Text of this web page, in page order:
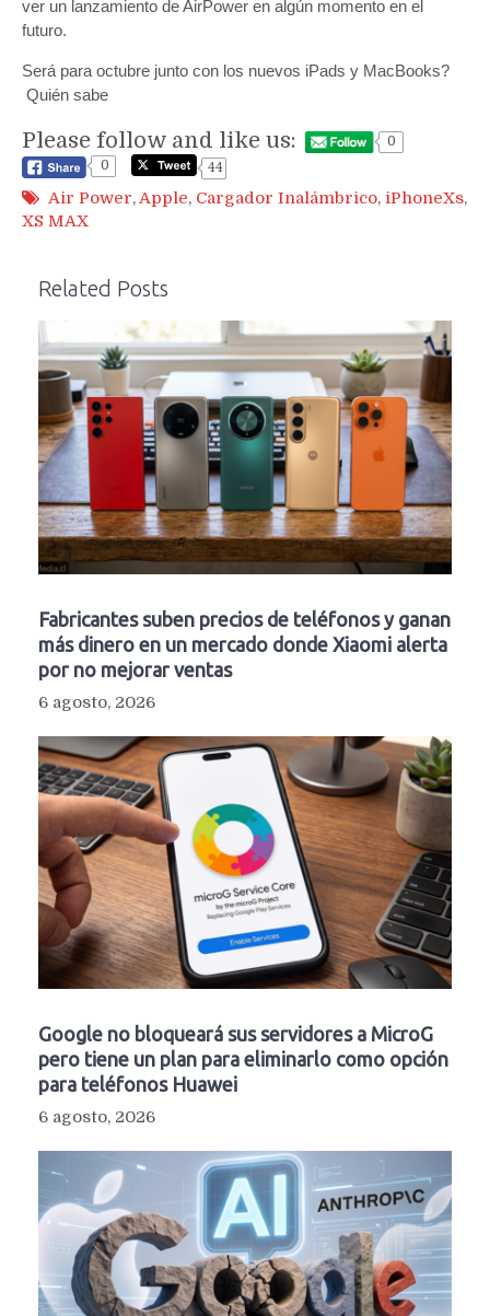
ver un lanzamiento de AirPower en algún momento en el
futuro.
Será para octubre junto con los nuevos iPads y MacBooks?
Quién sabe
Please follow and like us:
0
0
44
Air Power,Apple, Cargador Inalámbrico, iPhoneXs,
XS MAX
Related Posts
Fabricantes suben precios de teléfonos y ganan
más dinero en un mercado donde Xiaomi alerta
por no mejorar ventas
6 agosto, 2026
Google no bloqueará sus servidores a MicroG
pero tiene un plan para eliminarlo como opción
para teléfonos Huawei
6 agosto, 2026